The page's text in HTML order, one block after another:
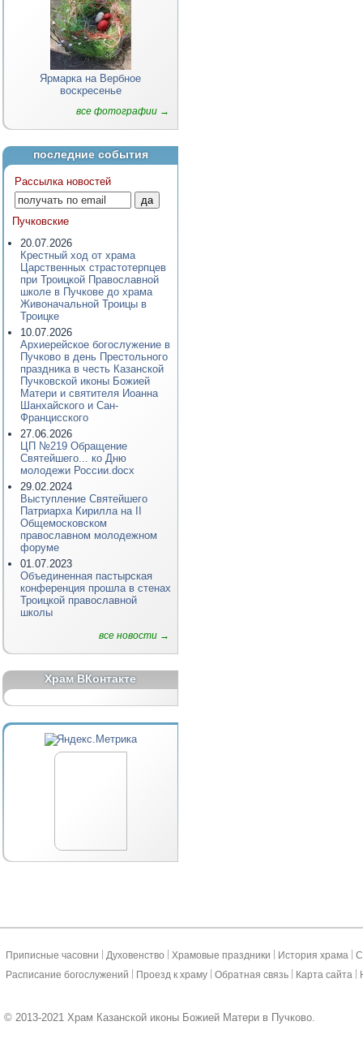
Ярмарка на Вербное
воскресенье
все фотографии →
последние события
Рассылка новостей
Пучковские
20.07.2026
Крестный ход от храма
Царственных страстотерпцев
при Троицкой Православной
школе в Пучкове до храма
Живоначальной Троицы в
Троицке
10.07.2026
Архиерейское богослужение в
Пучково в день Престольного
праздника в честь Казанской
Пучковской иконы Божией
Матери и святителя Иоанна
Шанхайского и Сан-
Францисского
27.06.2026
ЦП №219 Обращение
Святейшего... ко Дню
молодежи России.docx
29.02.2024
Выступление Святейшего
Патриарха Кирилла на II
Общемосковском
православном молодежном
форуме
01.07.2023
Объединенная пастырская
конференция прошла в стенах
Троицкой православной
школы
все новости →
Храм ВКонтакте
Приписные часовни Духовенство Храмовые праздники История храма
Расписание богослужений
Проезд к храму Обратная связь Карта сайта
© 2013-2021 Храм Казанской иконы Божией Матери в Пучково.